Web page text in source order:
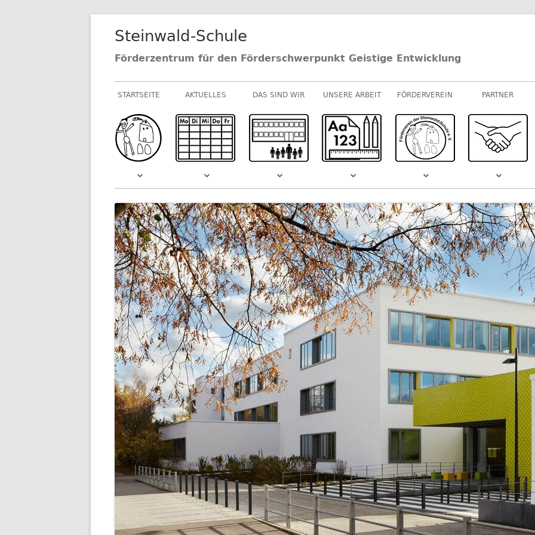
Steinwald-Schule
Förderzentrum für den Förderschwerpunkt Geistige Entwicklung
Primäres
Menü
STARTSEITE AKTUELLES
NEUIGKEITEN AUS DEM
SCHULLEBEN
TERMINE IM SCHULJAHR
DAS SIND WIR
SCHULVIDEO
SCHULLEITUNG
SEKRETARIAT
KOLLEGIUM
UNSERE ARBEIT
M-STUFEN
MUSIK
SPORT
SCHULGARTEN
WEITERE
ARBEITSGEMEINSCHAFTEN
UNTERSTÜTZTE KOMMUNIKATION
FÖRDERVEREIN PARTNER
SPONSOREN